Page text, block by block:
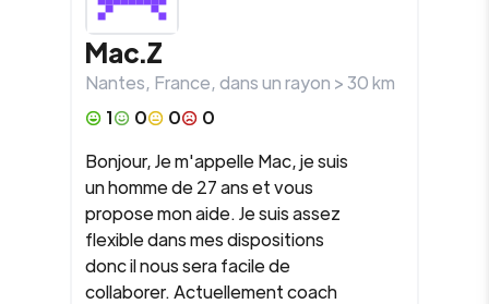
Mac.Z
Nantes, France, dans un rayon >30km
1
0 0
0
Bonjour, Je m'appelle Mac, je suis
un homme de 27 ans et vous
propose mon aide. Je suis assez
flexible dans mes dispositions
donc il nous sera facile de
collaborer. Actuellement coach